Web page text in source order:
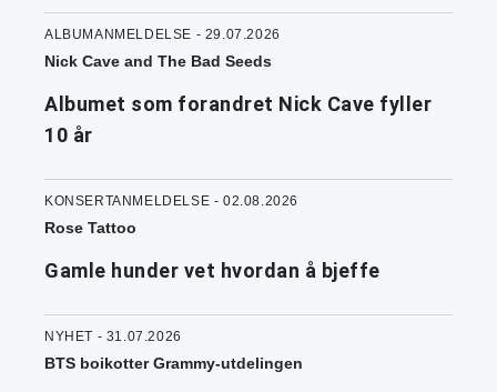
ALBUMANMELDELSE - 29.07.2026
Nick Cave and The Bad Seeds
Albumet som forandret Nick Cave fyller
10 år
KONSERTANMELDELSE - 02.08.2026
Rose Tattoo
Gamle hunder vet hvordan å bjeffe
NYHET - 31.07.2026
BTS boikotter Grammy-utdelingen